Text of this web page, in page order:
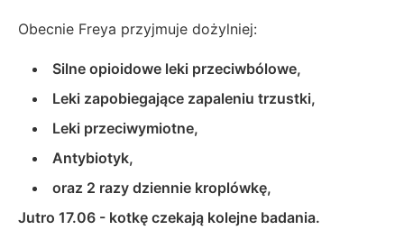
Obecnie Freya przyjmuje dożylniej:
Silne opioidowe leki przeciwbólowe,
Leki zapobiegające zapaleniu trzustki,
Leki przeciwymiotne,
Antybiotyk,
oraz 2 razy dziennie kroplówkę,
Jutro 17.06 - kotkę czekają kolejne badania.